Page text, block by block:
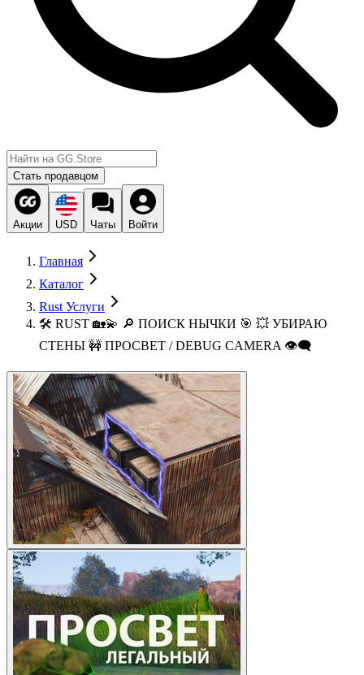
Стать продавцом
Акции USD Чаты Войти
Главная
Каталог
Rust Услуги
🛠️ RUST 🏡💫 🔎 ПОИСК НЫЧКИ 🎯 💥 УБИРАЮ
СТЕНЫ 🚧 ПРОСВЕТ / DEBUG CAMERA 👁️‍🗨️